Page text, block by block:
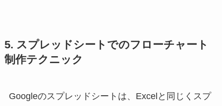
5. スプレッドシートでのフローチャート
制作テクニック
Googleのスプレッドシートは、Excelと同じくスプ